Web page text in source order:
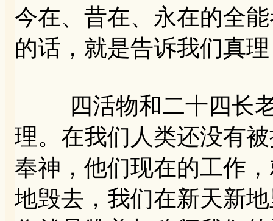
今在、昔在、永在的全
的话，就是告诉我们真
四活物和二十四长老
理。在我们人类还没有
奉神，他们现在的工作
地毁去，我们在新天新